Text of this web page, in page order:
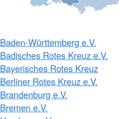
Baden-Württemberg e.V.
Badisches Rotes Kreuz e.V.
Bayerisches Rotes Kreuz
Berliner Rotes Kreuz e.V.
Brandenburg e.V.
Bremen e.V.